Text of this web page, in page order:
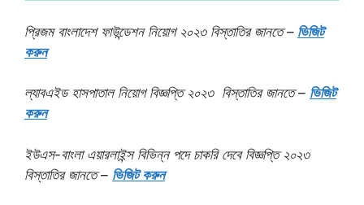
প্রিজম বাংলাদেশ ফাউন্ডেশন নিয়োগ ২০২৩বিস্তাতির জানতে – ভিজিট
করুন
ল্যাবএইড হাসপাতাল নিয়োগ বিজ্ঞপ্তি ২০২৩ বিস্তাতির জানতে – ভিজিট
করুন
ইউএস-বাংলা এয়ারলাইন্স বিভিন্ন পদে চাকরি দেবে বিজ্ঞপ্তি ২০২৩
বিস্তাতির জানতে – ভিজিট করুন